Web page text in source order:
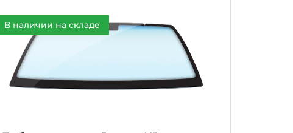
В наличии на складе